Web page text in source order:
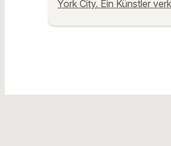
York City. Ein Künstler